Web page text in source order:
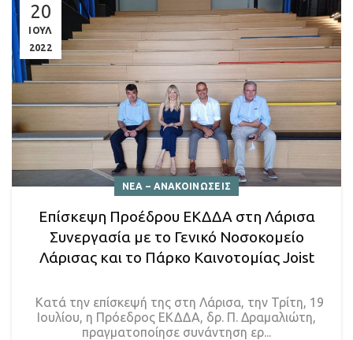
20
ΙΟΥΛ
2022
ΝΕΑ – ΑΝΑΚΟΙΝΩΣΕΙΣ
Επίσκεψη Προέδρου ΕΚΔΔΑ στη Λάρισα
Συνεργασία με το Γενικό Νοσοκομείο
Λάρισας και το Πάρκο Καινοτομίας Joist
Κατά την επίσκεψή της στη Λάρισα, την Τρίτη, 19
Ιουλίου, η Πρόεδρος ΕΚΔΔΑ, δρ. Π. Δραμαλιώτη,
πραγματοποίησε συνάντηση ερ...